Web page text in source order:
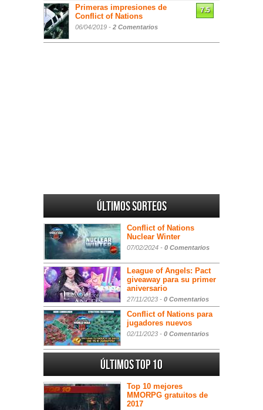
Primeras impresiones de
Conflict of Nations
06/04/2019 - 2 Comentarios
7.5
Últimos sorteos
Conflict of Nations
Nuclear Winter
07/02/2024 - 0 Comentarios
League of Angels: Pact
giveaway para su primer
aniversario
27/11/2023 - 0 Comentarios
Conflict of Nations para
jugadores nuevos
02/11/2023 - 0 Comentarios
Últimos Top 10
Top 10 mejores
MMORPG gratuitos de
2017